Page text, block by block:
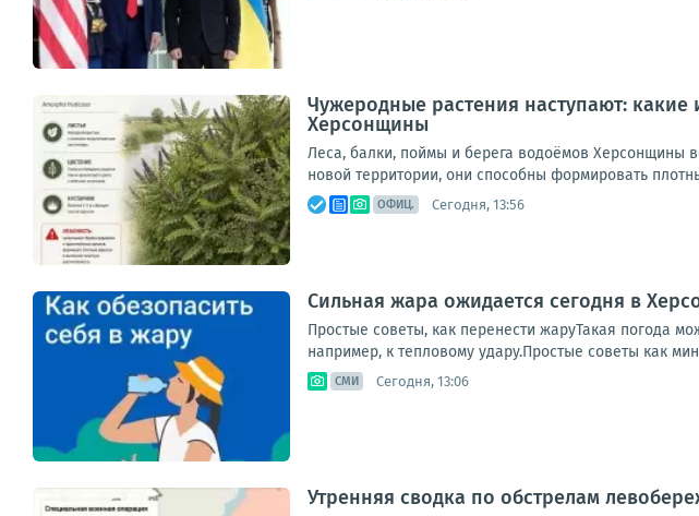
Чужеродные растения наступают:
Херсонщины
Леса, балки, поймы и берега водоёмов Херсонщины
новой территории, они способны формировать
ОФИЦ. Сегодня, 13:56
Сильная жара ожидается сегодня в
Простые советы, как перенести жаруТакая погода
например, к тепловому удару.Простые советы как
СМИ Сегодня, 13:06
Утренняя сводка по обстрелам